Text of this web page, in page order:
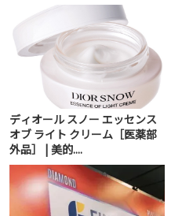
ディオール スノー エッセンス
オブ ライト クリーム［医薬部
外品］ | 美的....